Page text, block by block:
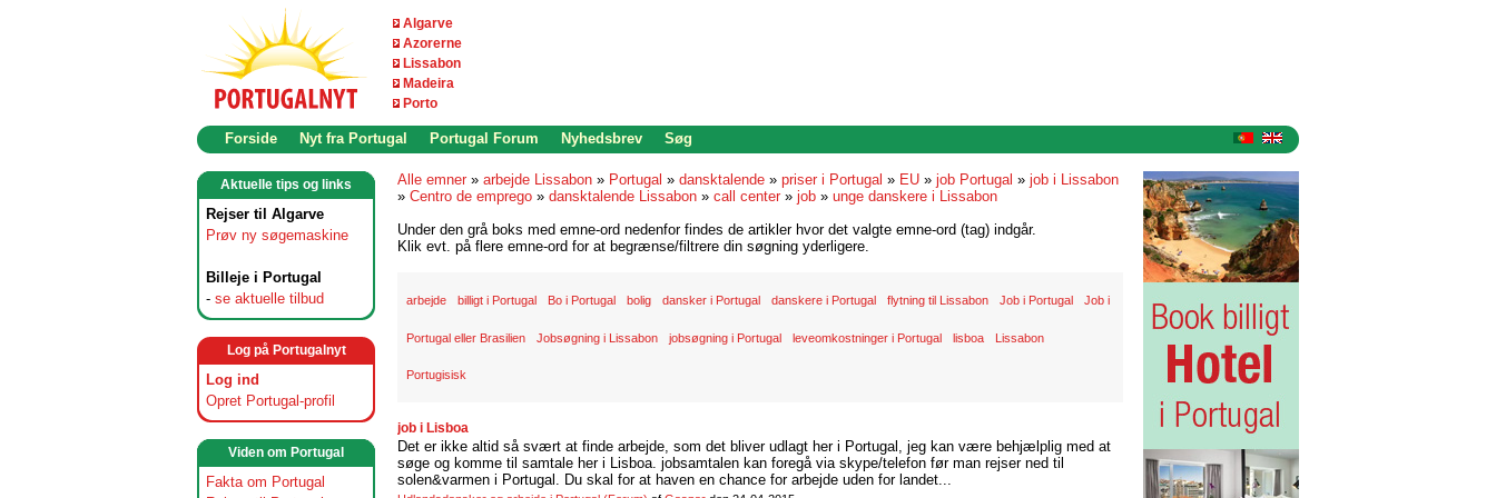
Algarve
Azorerne
Lissabon
Madeira
Porto
Forside Nyt fra Portugal Portugal Forum Nyhedsbrev Søg
Aktuelle tips og links
Rejser til Algarve
Prøv ny søgemaskine
Billeje i Portugal
- se aktuelle tilbud
Log på Portugalnyt
Log ind
Opret Portugal-profil
Viden om Portugal
Fakta om Portugal
Alle emner » arbejde Lissabon » Portugal » dansktalende » priser i Portugal » EU » job Portugal » job i Lissabon
» Centro de emprego » dansktalende Lissabon » call center » job » unge danskere i Lissabon
Under den grå boks med emne-ord nedenfor findes de artikler hvor det valgte emne-ord (tag) indgår.
Klik evt. på flere emne-ord for at begrænse/filtrere din søgning yderligere.
arbejde billigt i Portugal Bo i Portugal bolig dansker i Portugal danskere i Portugal flytning til Lissabon Job i Portugal Job i
Portugal eller Brasilien Jobsøgning i Lissabon jobsøgning i Portugal leveomkostninger i Portugal lisboa Lissabon
Portugisisk
job i Lisboa
Det er ikke altid så svært at finde arbejde, som det bliver udlagt her i Portugal, jeg kan være behjælplig med at
søge og komme til samtale her i Lisboa. jobsamtalen kan foregå via skype/telefon før man rejser ned til
solen&varmen i Portugal. Du skal for at haven en chance for arbejde uden for landet...